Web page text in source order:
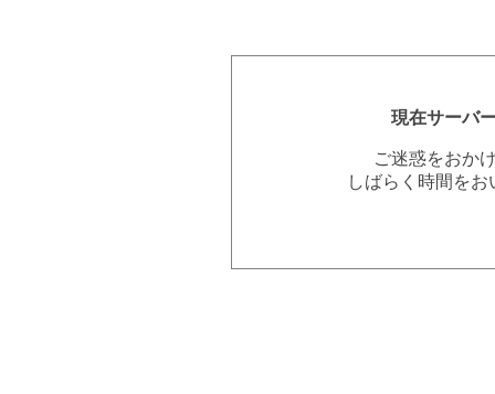
現在サーバ
ご迷惑をおか
しばらく時間を